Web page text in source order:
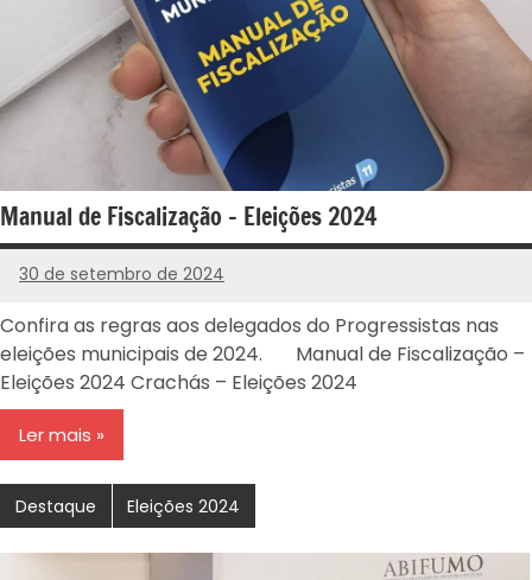
Manual de Fiscalização – Eleições 2024
30 de setembro de 2024
PROGRESSISTAS
-
RS
Confira as regras aos delegados do Progressistas nas
eleições municipais de 2024. Manual de Fiscalização –
Eleições 2024 Crachás – Eleições 2024
Ler mais
Destaque Eleições 2024